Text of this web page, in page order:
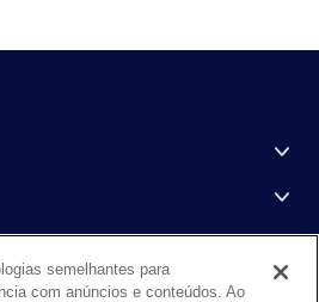
semelhantes para
com anúncios e conteúdos. Ao